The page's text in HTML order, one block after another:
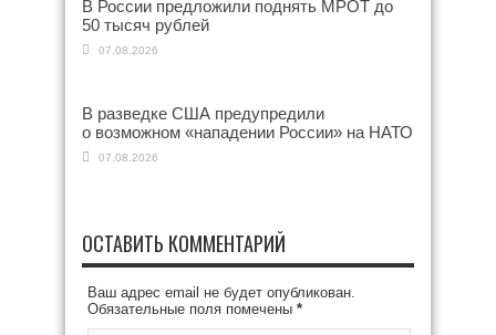
В России предложили поднять МРОТ до
50 тысяч рублей
07.08.2026
В разведке США предупредили
о возможном «нападении России» на НАТО
07.08.2026
ОСТАВИТЬ КОММЕНТАРИЙ
Ваш адрес email не будет опубликован.
Обязательные поля помечены *